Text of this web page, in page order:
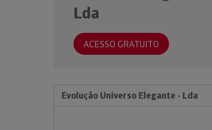
Lda
ACESSO GRATUITO
Evolução Universo Elegante - Lda